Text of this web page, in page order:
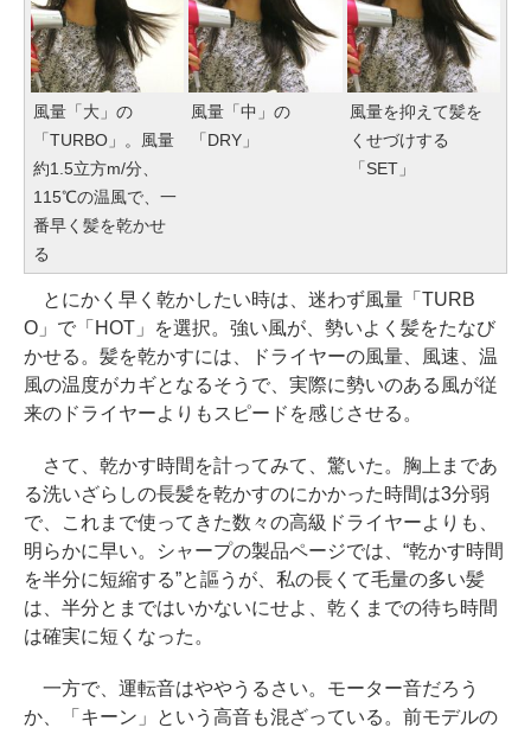
風量「大」の
「TURBO」。風量
約1.5立方m/分、
115℃の温風で、一
番早く髪を乾かせ
る
風量「中」の
「DRY」
風量を抑えて髪を
くせづけする
「SET」
とにかく早く乾かしたい時は、迷わず風量「TURB
O」で「HOT」を選択。強い風が、勢いよく髪をたなび
かせる。髪を乾かすには、ドライヤーの風量、風速、温
風の温度がカギとなるそうで、実際に勢いのある風が従
来のドライヤーよりもスピードを感じさせる。
さて、乾かす時間を計ってみて、驚いた。胸上まであ
る洗いざらしの長髪を乾かすのにかかった時間は3分弱
で、これまで使ってきた数々の高級ドライヤーよりも、
明らかに早い。シャープの製品ページでは、“乾かす時間
を半分に短縮する”と謳うが、私の長くて毛量の多い髪
は、半分とまではいかないにせよ、乾くまでの待ち時間
は確実に短くなった。
一方で、運転音はややうるさい。モーター音だろう
か、「キーン」という高音も混ざっている。前モデルの